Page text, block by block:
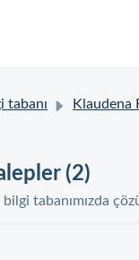
tabanı Klaudena
(2)
tabanımızda